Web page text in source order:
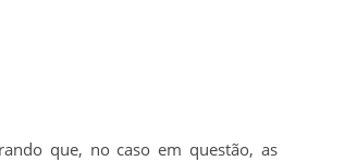
que, no caso em questão, as